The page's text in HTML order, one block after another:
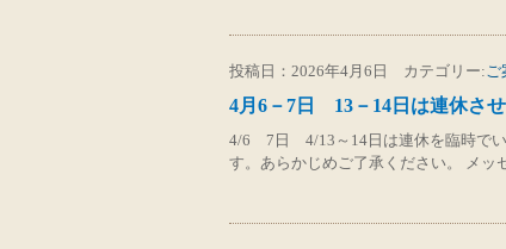
投稿日：2026年4月6日 カテゴリー:ご
4月6－7日 13－14日は連休さ
4/6 7日 4/13～14日は連休を臨時でい
す。あらかじめご了承ください。 メ